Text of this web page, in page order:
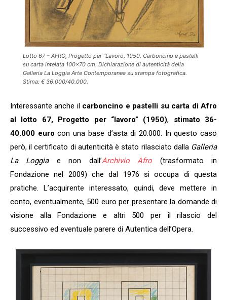
Lotto 67 – AFRO, Progetto per “Lavoro, 1950. Carboncino e pastelli
su carta intelata 100×70 cm. Dichiarazione di autenticità della
Galleria La Loggia Arte Contemporanea su stampa fotografica.
Stima: € 36.000/40.000.
Interessante anche il carboncino e pastelli su carta di Afro
al lotto 67, Progetto per “lavoro” (1950), stimato 36-
40.000 euro con una base d’asta di 20.000. In questo caso
però, il certificato di autenticità è stato rilasciato dalla Galleria
La Loggiae non dall’Archivio Afro (trasformato in
Fondazione nel 2009) che dal 1976 si occupa di questa
pratiche. L’acquirente interessato, quindi, deve mettere in
conto, eventualmente, 500 euro per presentare la domande di
visione alla Fondazione e altri 500 per il rilascio del
successivo ed eventuale parere di Autentica dell’Opera.